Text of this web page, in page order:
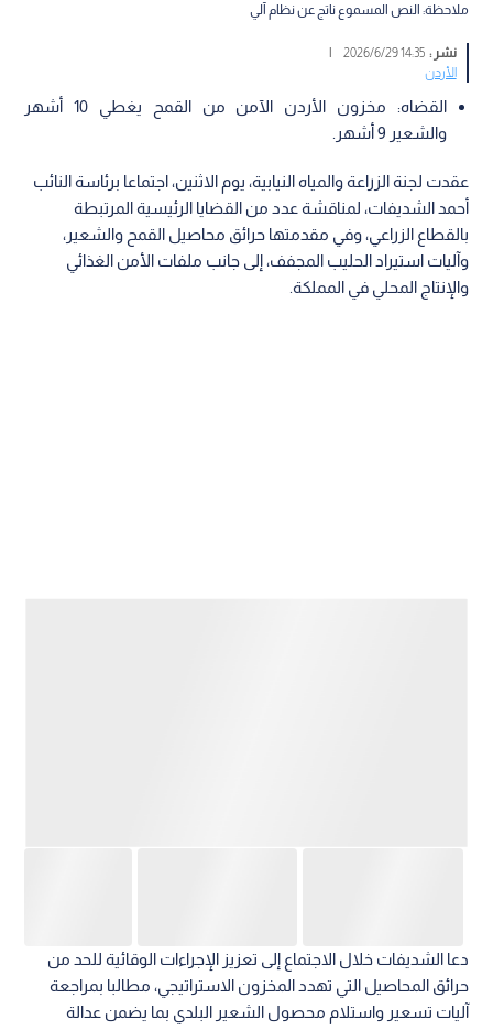
ملاحظة: النص المسموع ناتج عن نظام آلي
نشر :14:35 2026/6/29
|
الأردن
القضاه: مخزون الأردن الآمن من القمح يغطي 10 أشهر
والشعير 9 أشهر.
عقدت لجنة الزراعة والمياه النيابية، يوم الاثنين، اجتماعا برئاسة النائب
أحمد الشديفات، لمناقشة عدد من القضايا الرئيسية المرتبطة
بالقطاع الزراعي، وفي مقدمتها حرائق محاصيل القمح والشعير،
وآليات استيراد الحليب المجفف، إلى جانب ملفات الأمن الغذائي
والإنتاج المحلي في المملكة.
دعا الشديفات خلال الاجتماع إلى تعزيز الإجراءات الوقائية للحد من
حرائق المحاصيل التي تهدد المخزون الاستراتيجي، مطالبا بمراجعة
آليات تسعير واستلام محصول الشعير البلدي بما يضمن عدالة